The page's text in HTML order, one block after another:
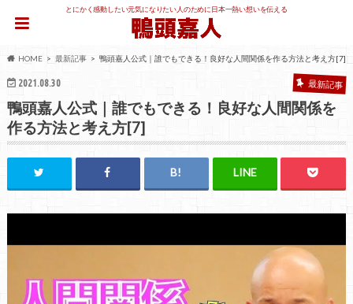
とにかく感動したい元気になりたい人のために日本一熱い想いを伝える
HOME 最新記事 鴨頭嘉人公式｜誰でもできる！良好な人間関係を作る方法と考え方[7]
2021.08.30 最新記事
鴨頭嘉人公式｜誰でもできる！良好な人間関係を
作る方法と考え方[7]